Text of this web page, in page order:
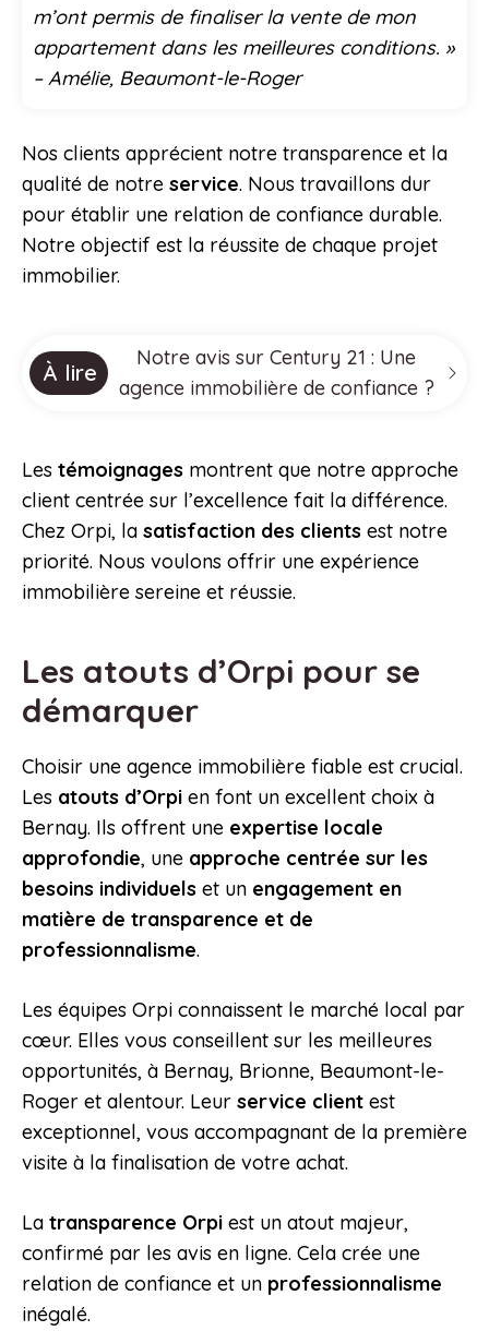
m’ont permis de finaliser la vente de mon
appartement dans les meilleures conditions. »
– Amélie, Beaumont-le-Roger
Nos clients apprécient notre transparence et la
qualité de notre service. Nous travaillons dur
pour établir une relation de confiance durable.
Notre objectif est la réussite de chaque projet
immobilier.
À lire
Notre avis sur Century 21 : Une
agence immobilière de confiance ?
Les témoignages montrent que notre approche
client centrée sur l’excellence fait la différence.
Chez Orpi, la satisfaction des clients est notre
priorité. Nous voulons offrir une expérience
immobilière sereine et réussie.
Les atouts d’Orpi pour se
démarquer
Choisir une agence immobilière fiable est crucial.
Les atouts d’Orpi en font un excellent choix à
Bernay. Ils offrent une expertise locale
approfondie, une approche centrée sur les
besoins individuels et un engagement en
matière de transparence et de
professionnalisme.
Les équipes Orpi connaissent le marché local par
cœur. Elles vous conseillent sur les meilleures
opportunités, à Bernay, Brionne, Beaumont-le-
Roger et alentour. Leur service client est
exceptionnel, vous accompagnant de la première
visite à la finalisation de votre achat.
La transparence Orpi est un atout majeur,
confirmé par les avis en ligne. Cela crée une
relation de confiance et un professionnalisme
inégalé.